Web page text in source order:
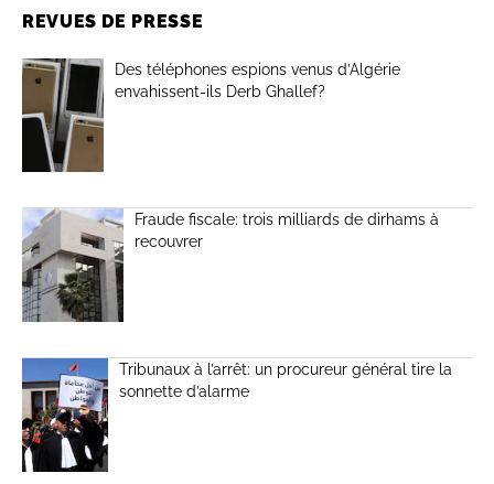
REVUES DE PRESSE
Des téléphones espions venus d’Algérie
envahissent-ils Derb Ghallef?
Fraude fiscale: trois milliards de dirhams à
recouvrer
Tribunaux à l’arrêt: un procureur général tire la
sonnette d’alarme